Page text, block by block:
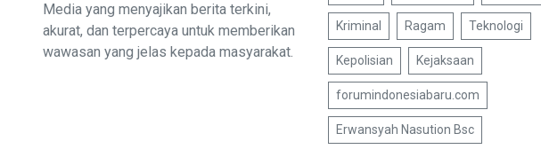
Media yang menyajikan berita terkini,
akurat, dan terpercaya untuk memberikan
wawasan yang jelas kepada masyarakat.
Kriminal Ragam Teknologi
Kepolisian Kejaksaan
forumindonesiabaru.com
Erwansyah Nasution Bsc